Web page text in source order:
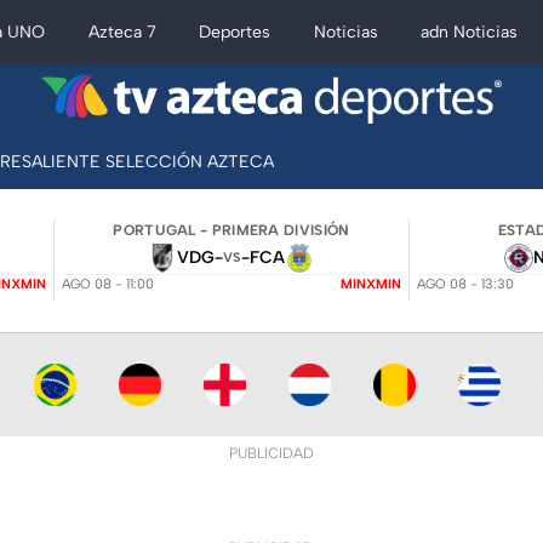
UNO Azteca 7 Deportes Noticias adn Noticias
SELECCIÓN AZTECA
PORTUGAL - PRIMERA DIVISIÓN
VDG-VS-FCA
AGO 08 - 11:00 MINXMIN AGO 08 - 13:30
PUBLICIDAD